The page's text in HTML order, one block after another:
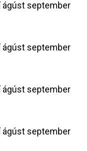
ágúst september
ágúst september
ágúst september
ágúst september